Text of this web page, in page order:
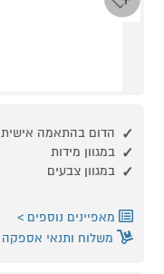
הדום בהתאמה אישית
במגוון מידות
במגוון צבעים
מאפיינים נוספים
משלוח ותנאי אספקה